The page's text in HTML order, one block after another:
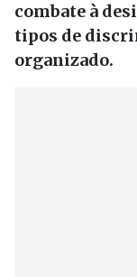
combate à
tipos de
organizado.